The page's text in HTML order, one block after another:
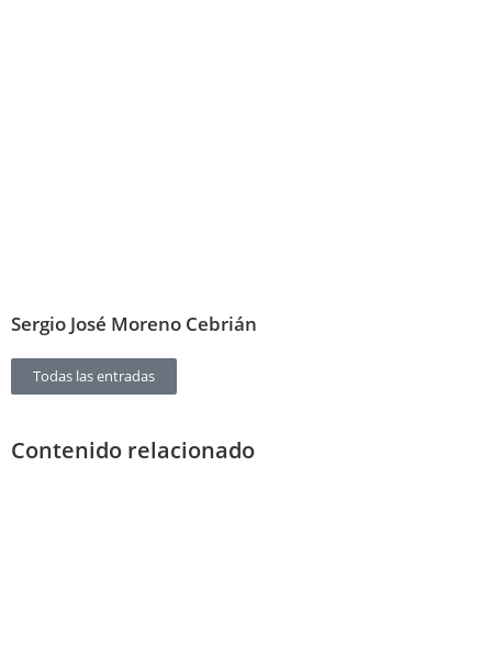
Sergio José Moreno Cebrián
Todas las entradas
Contenido relacionado